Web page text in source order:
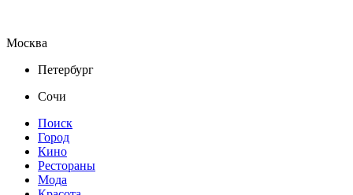
Москва
Петербург
Сочи
Поиск
Город
Кино
Рестораны
Мода